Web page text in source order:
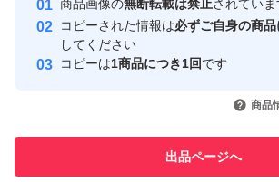
心・安全なユ
取引実績
引を完了させ
での取引実績
商品画像の無断転載は禁止されていま
コピーされた情報は必ずご自身の商
してください
コピーは1商品につき1回です
商品
出品ページへ